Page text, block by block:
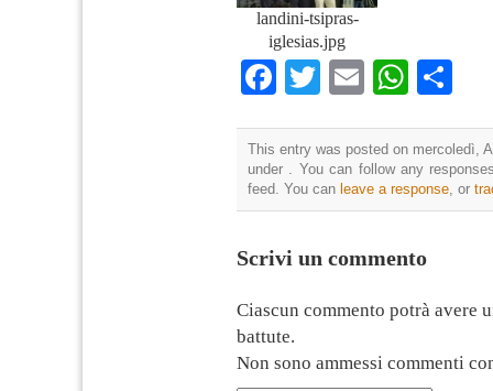
landini-tsipras-
iglesias.jpg
Facebook
TwitterEmail
This entry was posted on mercoledì,
under . You can follow any
feed. You can leave a response , or
Scrivi un commento
Ciascun commento potrà avere
battute.
Non sono ammessi commenti